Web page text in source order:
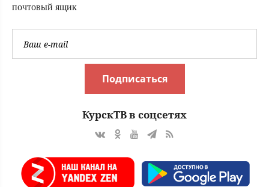
почтовый ящик
Подписаться
КурскТВ в соцсетях